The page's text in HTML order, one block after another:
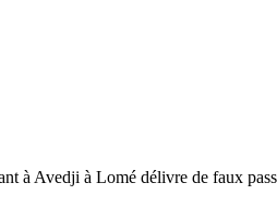
à Avedji à Lomé délivre de faux